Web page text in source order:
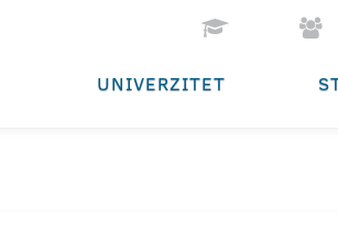
UNIVERZITET